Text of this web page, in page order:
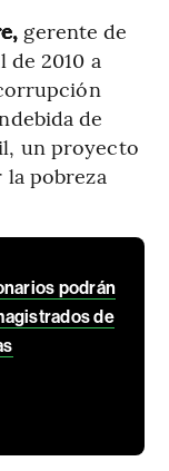
gerente de
de 2010 a
de
un proyecto
pobreza
podrán
de